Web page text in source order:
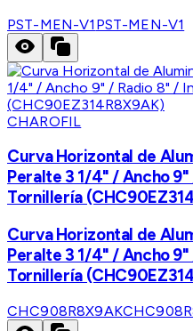
PST-MEN-V1 PST-MEN-V1
CHAROFIL
Curva Horizontal de
Peralte 3 1/4" / Ancho
Tornillería
Curva Horizontal de
Peralte 3 1/4" / Ancho
Tornillería
CHC908R8X9AK